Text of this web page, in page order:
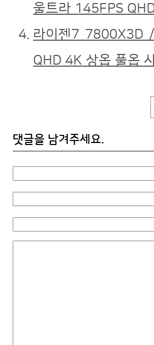
울트라 145FPS
라이젠7 7800X3D
QHD 4K 상옵 풀옵
댓글을 남겨주세요.